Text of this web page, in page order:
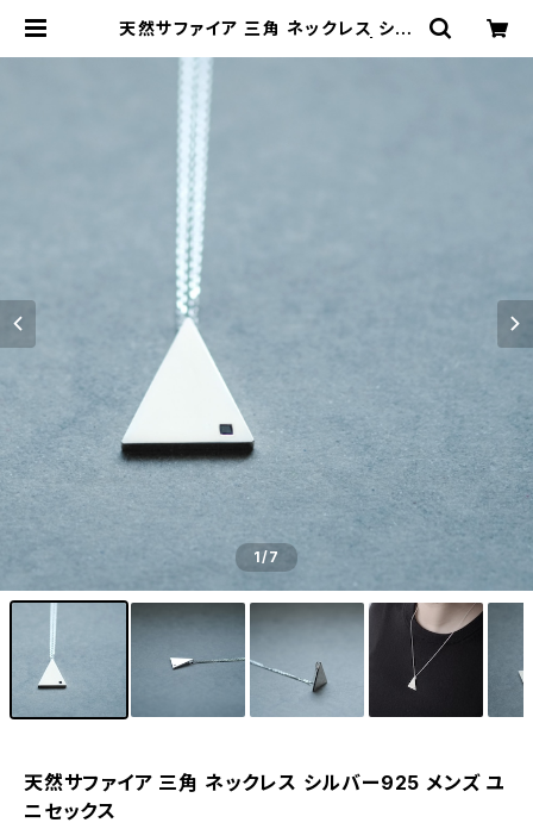
天然サファイア 三角 ネックレス シル
1/7
天然サファイア 三角 ネックレス シルバー925 メンズ ユ
ニセックス